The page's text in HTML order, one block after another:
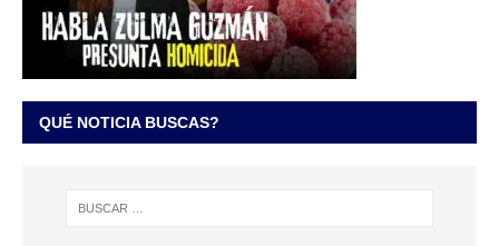
QUÉ NOTICIA BUSCAS?